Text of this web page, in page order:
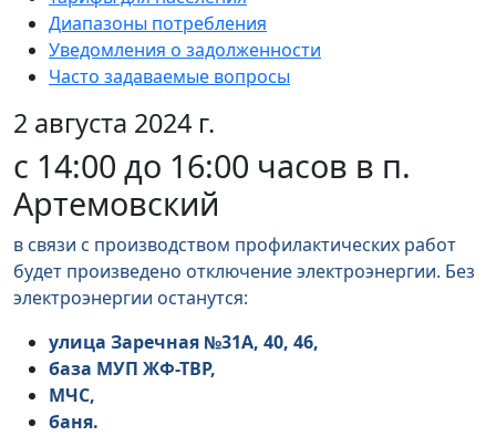
Диапазоны потребления
Уведомления о задолженности
Часто задаваемые вопросы
2 августа 2024 г.
с 14:00 до 16:00 часов в п.
Артемовский
в связи с производством профилактических работ
будет произведено отключение электроэнергии. Без
электроэнергии останутся:
улица Заречная №31А, 40, 46,
база МУП ЖФ-ТВР,
МЧС,
баня.